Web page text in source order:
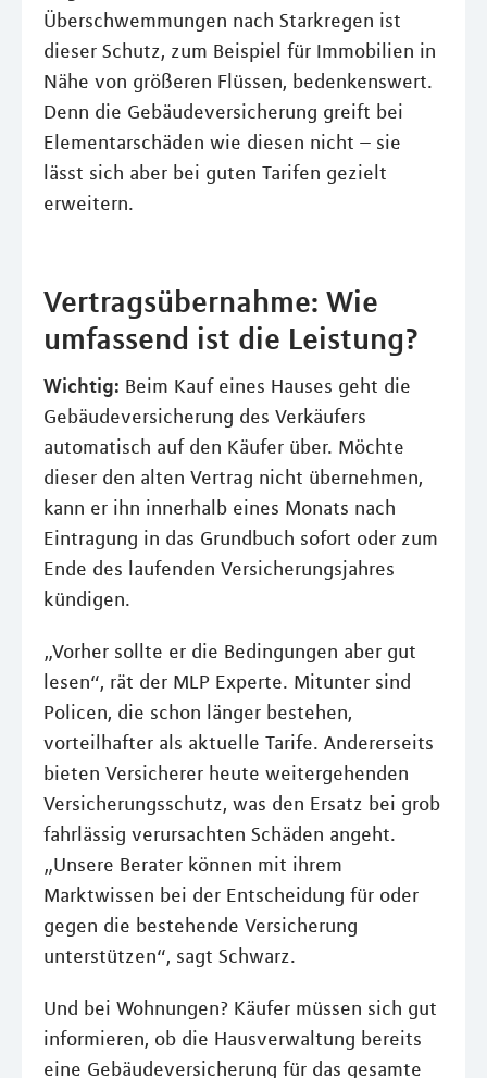
Überschwemmungen nach Starkregen ist
dieser Schutz, zum Beispiel für Immobilien in
Nähe von größeren Flüssen, bedenkenswert.
Denn die Gebäudeversicherung greift bei
Elementarschäden wie diesen nicht – sie
lässt sich aber bei guten Tarifen gezielt
erweitern.
Vertragsübernahme: Wie
umfassend ist die Leistung?
Wichtig: Beim Kauf eines Hauses geht die
Gebäudeversicherung des Verkäufers
automatisch auf den Käufer über. Möchte
dieser den alten Vertrag nicht übernehmen,
kann er ihn innerhalb eines Monats nach
Eintragung in das Grundbuch sofort oder zum
Ende des laufenden Versicherungsjahres
kündigen.
„Vorher sollte er die Bedingungen aber gut
lesen“, rät der MLP Experte. Mitunter sind
Policen, die schon länger bestehen,
vorteilhafter als aktuelle Tarife. Andererseits
bieten Versicherer heute weitergehenden
Versicherungsschutz, was den Ersatz bei grob
fahrlässig verursachten Schäden angeht.
„Unsere Berater können mit ihrem
Marktwissen bei der Entscheidung für oder
gegen die bestehende Versicherung
unterstützen“, sagt Schwarz.
Und bei Wohnungen? Käufer müssen sich gut
informieren, ob die Hausverwaltung bereits
eine Gebäudeversicherung für das gesamte